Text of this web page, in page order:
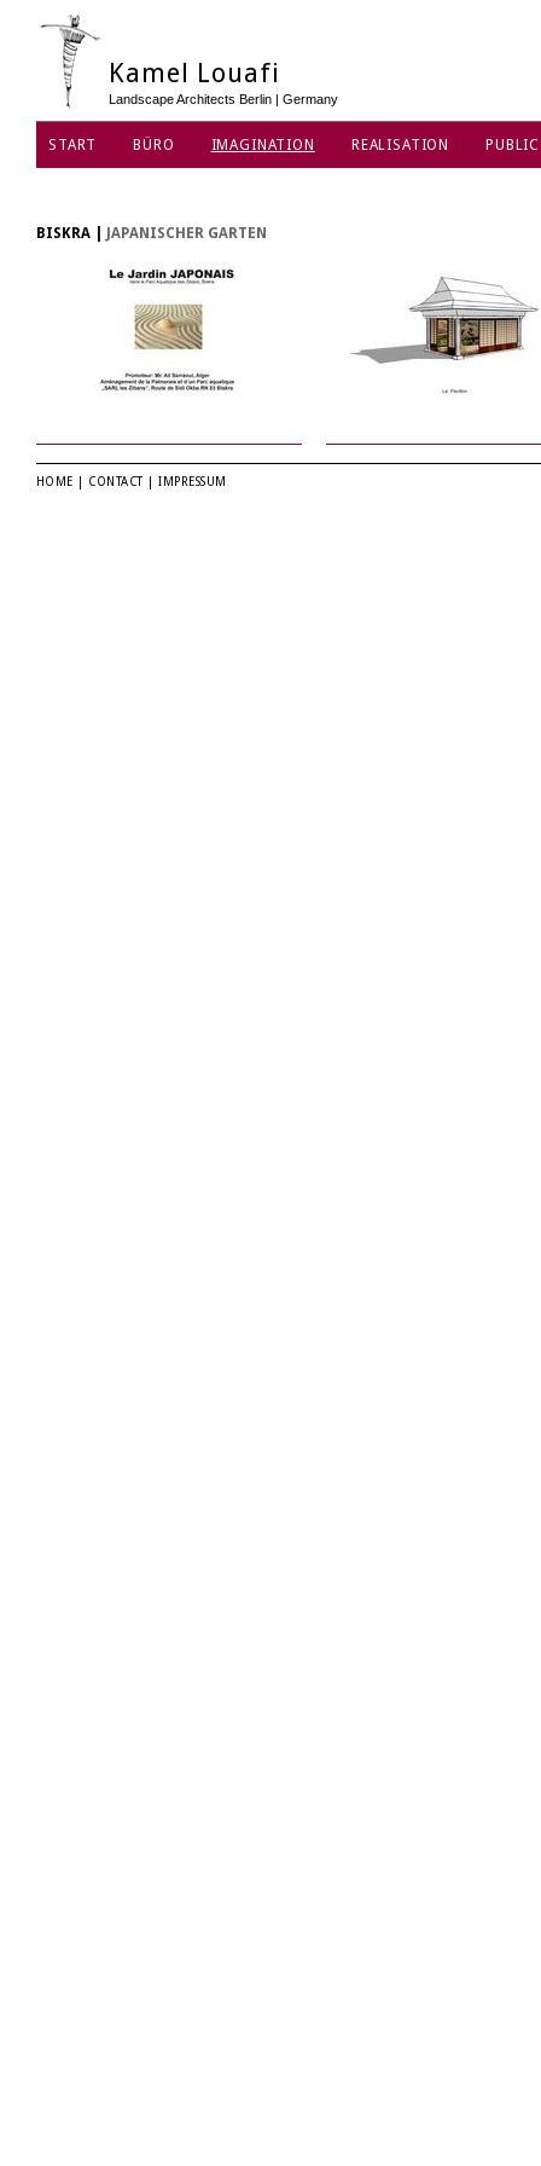
Kamel Louafi
Landscape Architects Berlin | Germany
START BÜRO IMAGINATION REALISATION
BISKRA JAPANISCHER GARTEN
HOME CONTACT |IMPRESSUM